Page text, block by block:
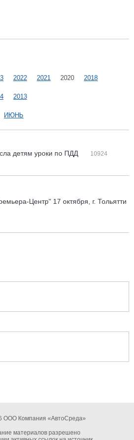
2022 2021 2020 2018
2013
ИЮНЬ
детям уроки по ПДД
10924
Центр" 17 октября, г. Тольятти
ООО Компания «АвтоСреда»
материалов разрешено